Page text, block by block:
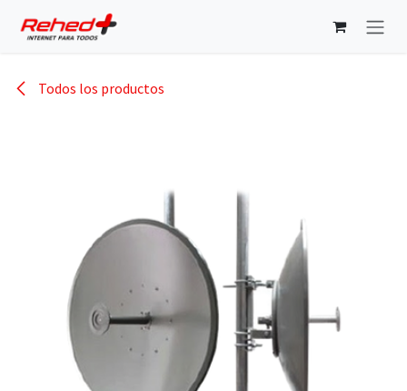
Todos los productos